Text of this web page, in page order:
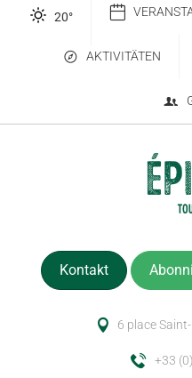
20°
AKTIVITÄTEN
Kontakt
6 place
+33